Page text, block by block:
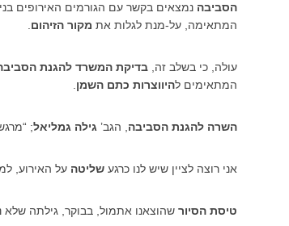
הסביבה נמצאים בקשר עם הגורמים האירופים
המתאימה, על-מנת לגלות את מקור הזיהום
עולה, כי בשלב זה,בדיקת המשרד להגנת
המתאימים להיווצרות כתם השמן
השרה להגנת הסביבה , הגב’ גילה גמליאל;
אני רוצה לציין שיש לנו כרגעשליטה על האירוע,
טיסת הסיור שהוצאנו אתמול, בבוקר, גילתה שלא